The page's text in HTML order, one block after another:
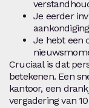
Je eerder
Je hebt een
Cruciaal is dat
betekenen. Een
kantoor, een
vergadering van